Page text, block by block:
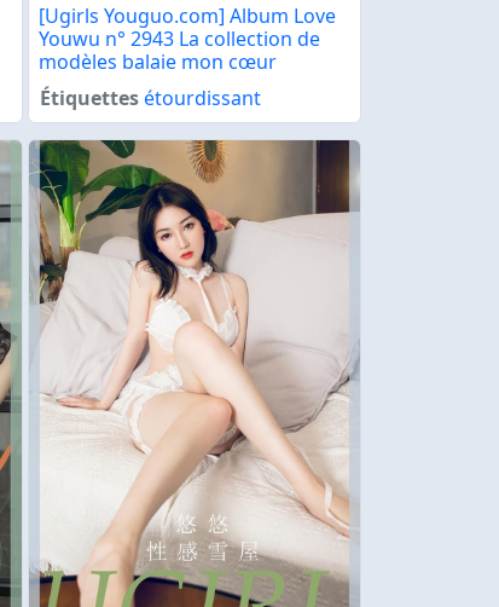
[Ugirls Youguo.com] Album Love
Youwu n° 2943 La collection de
modèles balaie mon cœur
Étiquettesétourdissant